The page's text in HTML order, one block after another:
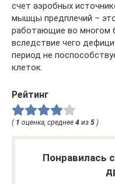
счет аэробных
мышцы предплечий –
работающие во многом
вследствие чего
период не
клеток.
Рейтинг
( 1 оценка, среднее 4 из 5 )
Понравилась